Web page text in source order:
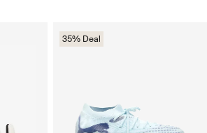
35% Deal